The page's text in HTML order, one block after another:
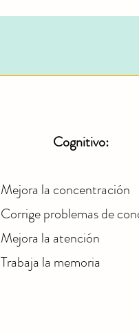
Cognitivo:
Mejora la concentración
Corrige problemas de
Mejora la atención
Trabaja la memoria